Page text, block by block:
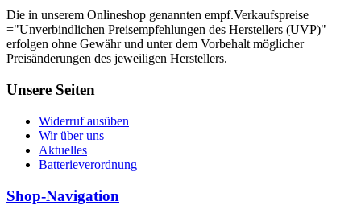
Die in unserem Onlineshop genannten empf.Verkaufspreise
="Unverbindlichen Preisempfehlungen des Herstellers (UVP)"
erfolgen ohne Gewähr und unter dem Vorbehalt möglicher
Preisänderungen des jeweiligen Herstellers.
Unsere Seiten
Widerruf ausüben
Wir über uns
Aktuelles
Batterieverordnung
Shop-Navigation